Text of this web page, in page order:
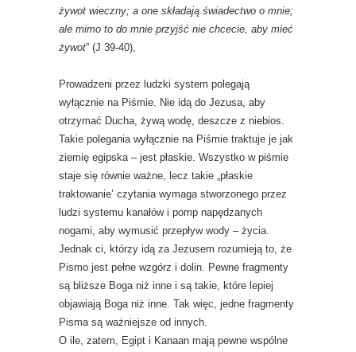
żywot wieczny; a one składają świadectwo o mnie;
ale mimo to do mnie przyjść nie chcecie, aby mieć
żywot” (J 39-40),
Prowadzeni przez ludzki system polegają
wyłącznie na Piśmie. Nie idą do Jezusa, aby
otrzymać Ducha, żywą wodę, deszcze z niebios.
Takie polegania wyłącznie na Piśmie traktuje je jak
ziemię egipska – jest płaskie. Wszystko w piśmie
staje się równie ważne, lecz takie „płaskie
traktowanie’ czytania wymaga stworzonego przez
ludzi systemu kanałów i pomp napędzanych
nogami, aby wymusić przepływ wody – życia.
Jednak ci, którzy idą za Jezusem rozumieją to, że
Pismo jest pełne wzgórz i dolin. Pewne fragmenty
są bliższe Boga niż inne i są takie, które lepiej
objawiają Boga niż inne. Tak więc, jedne fragmenty
Pisma są ważniejsze od innych.
O ile, zatem, Egipt i Kanaan mają pewne wspólne